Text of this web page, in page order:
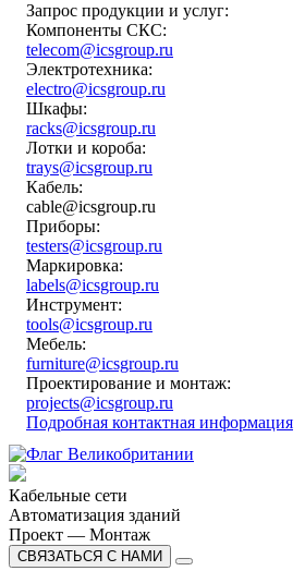
Запрос продукции и услуг:
Компоненты СКС:
telecom@icsgroup.ru
Электротехника:
electro@icsgroup.ru
Шкафы:
racks@icsgroup.ru
Лотки и короба:
trays@icsgroup.ru
Кабель:
cable@icsgroup.ru
Приборы:
testers@icsgroup.ru
Маркировка:
labels@icsgroup.ru
Инструмент:
tools@icsgroup.ru
Мебель:
furniture@icsgroup.ru
Проектирование и монтаж:
projects@icsgroup.ru
Подробная контактная информация
Кабельные сети
Автоматизация зданий
Проект — Монтаж
СВЯЗАТЬСЯ С НАМИ